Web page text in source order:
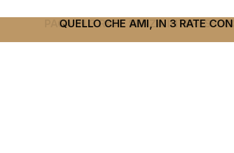
QUELLO CHE AMI, IN 3 RATE CON